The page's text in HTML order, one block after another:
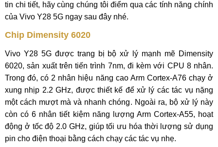
tin chi tiết, hãy cùng chúng tôi điểm qua các tính năng chính
của Vivo Y28 5G ngay sau đây nhé.
Chip Dimensity 6020
Vivo Y28 5G được trang bị bộ xử lý mạnh mẽ Dimensity
6020, sản xuất trên tiến trình 7nm, đi kèm với CPU 8 nhân.
Trong đó, có 2 nhân hiệu năng cao Arm Cortex-A76 chạy ở
xung nhịp 2.2 GHz, được thiết kế để xử lý các tác vụ nặng
một cách mượt mà và nhanh chóng. Ngoài ra, bộ xử lý này
còn có 6 nhân tiết kiệm năng lượng Arm Cortex-A55, hoạt
động ở tốc độ 2.0 GHz, giúp tối ưu hóa thời lượng sử dụng
pin cho điện thoại bằng cách chạy các tác vụ nhẹ.